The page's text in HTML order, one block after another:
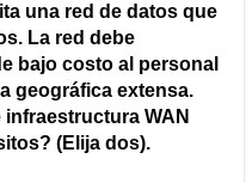
una red de datos que
La red debe
bajo costo al personal
geográfica extensa.
WAN
(Elija dos).